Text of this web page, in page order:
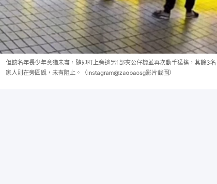
但該名年長少年意猶未盡，隨即盯上旁邊另1部夾公仔機並再次動手猛搖，其餘3名
家人則在旁圍觀，未有阻止。（Instagram@zaobaosg影片截圖）